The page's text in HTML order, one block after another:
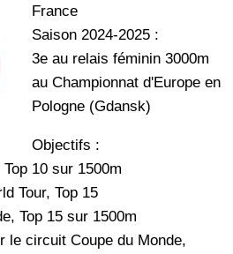
France
Saison 2024-2025 :
3e au relais féminin 3000m
au Championnat d'Europe en
Pologne (Gdansk)
Objectifs :
10 sur 1500m
Tour, Top 15
Top 15 sur 1500m
le circuit Coupe du Monde,